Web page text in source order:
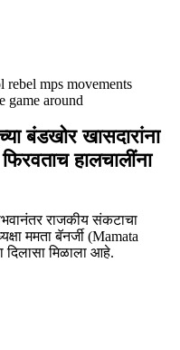
rebel mps movements
game around
बंडखोर खासदारांना
हालचालींना
राजकीय संकटाचा
ममता बॅनर्जी (Mamata
दिलासा मिळाला आहे.